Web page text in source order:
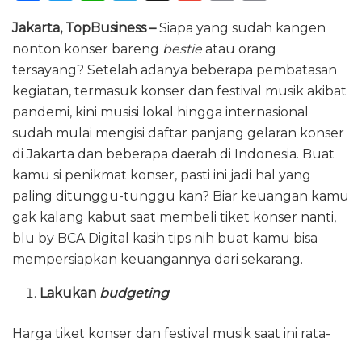
c
e
b
o
o
k
it
te
r
h
a
ts
A
p
p
e
g
ra
m
re
a
d
s
ai
l
n
t
ai
l
Jakarta, TopBusiness –Siapa yang sudah kangen
nonton konser bareng bestie atau orang
tersayang? Setelah adanya beberapa pembatasan
kegiatan, termasuk konser dan festival musik akibat
pandemi, kini musisi lokal hingga internasional
sudah mulai mengisi daftar panjang gelaran konser
di Jakarta dan beberapa daerah di Indonesia. Buat
kamu si penikmat konser, pasti ini jadi hal yang
paling ditunggu-tunggu kan? Biar keuangan kamu
gak kalang kabut saat membeli tiket konser nanti,
blu by BCA Digital kasih tips nih buat kamu bisa
mempersiapkan keuangannya dari sekarang.
Lakukan budgeting
Harga tiket konser dan festival musik saat ini rata-